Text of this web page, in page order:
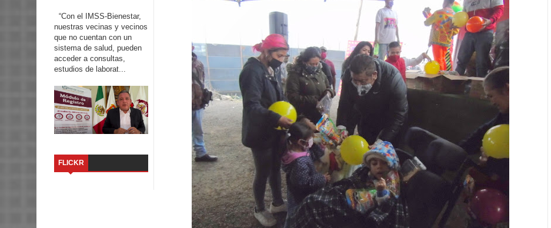
“Con el IMSS-Bienestar,
nuestras vecinas y vecinos
que no cuentan con un
sistema de salud, pueden
acceder a consultas,
estudios de laborat...
FLICKR